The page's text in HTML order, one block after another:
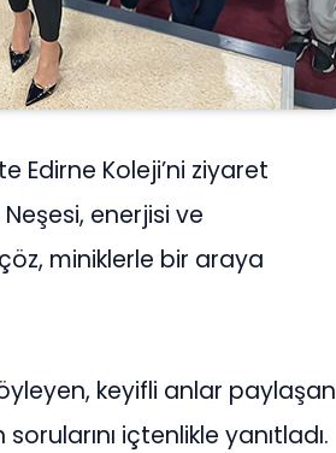
Edirne Koleji’ni ziyaret
enerjisi ve
miniklerle bir araya
keyifli anlar paylaşan
içtenlikle yanıtladı.